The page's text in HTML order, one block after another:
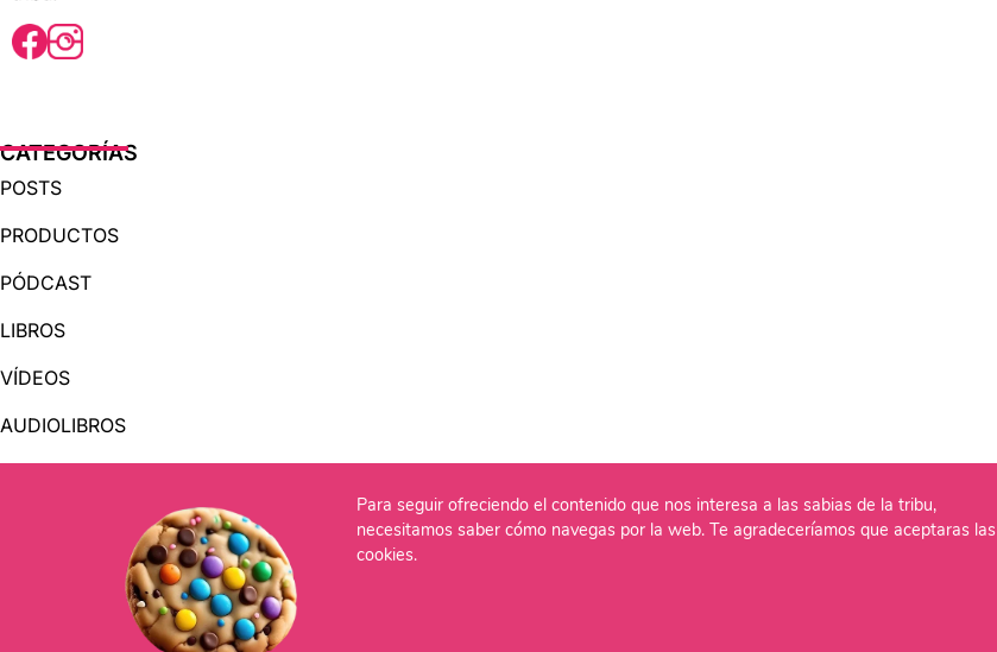
CATEGORÍAS
POSTS
PRODUCTOS
PÓDCAST
LIBROS
VÍDEOS
AUDIOLIBROS
OTRAS PÁGINAS
QUIÉNES SOMOS
Para seguir ofreciendo el contenido que nos interesa a las sabias de la tribu,
necesitamos saber cómo navegas por la web. Te agradeceríamos que aceptaras las
cookies.